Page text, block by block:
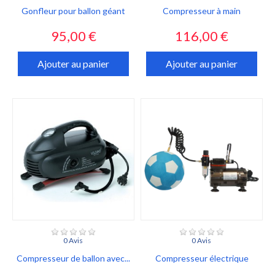
Gonfleur pour ballon géant
Prix
95,00 €
Ajouter au panier
Compresseur à main
Prix
116,00 €
Ajouter au panier
0 Avis
Compresseur de ballon avec...
0 Avis
Compresseur électrique